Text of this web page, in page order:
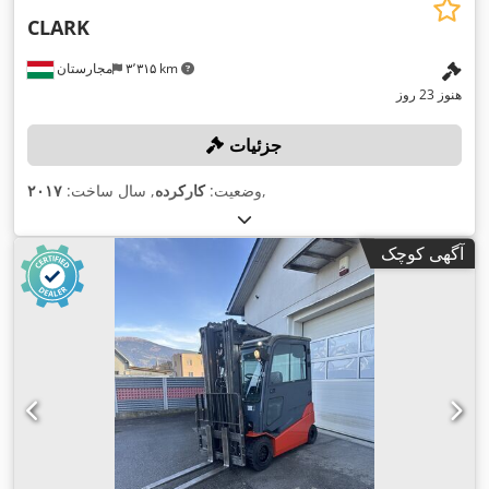
مجارستان ۳٬۳۱۵ km
CLARK
هنوز 23 روز
جزئیات
وضعیت:کارکرده, سال ساخت: ۲۰۱۷ ,
آگهی کوچک